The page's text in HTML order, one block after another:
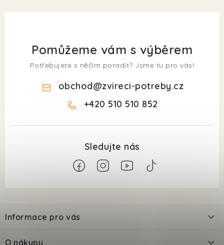
Pomůžeme vám s výběrem
Potřebujete s něčím poradit? Jsme tu pro vás!
obchod@zvireci-potreby.cz
+420 510 510 852
p
a
Informace pro vás
O nákupu